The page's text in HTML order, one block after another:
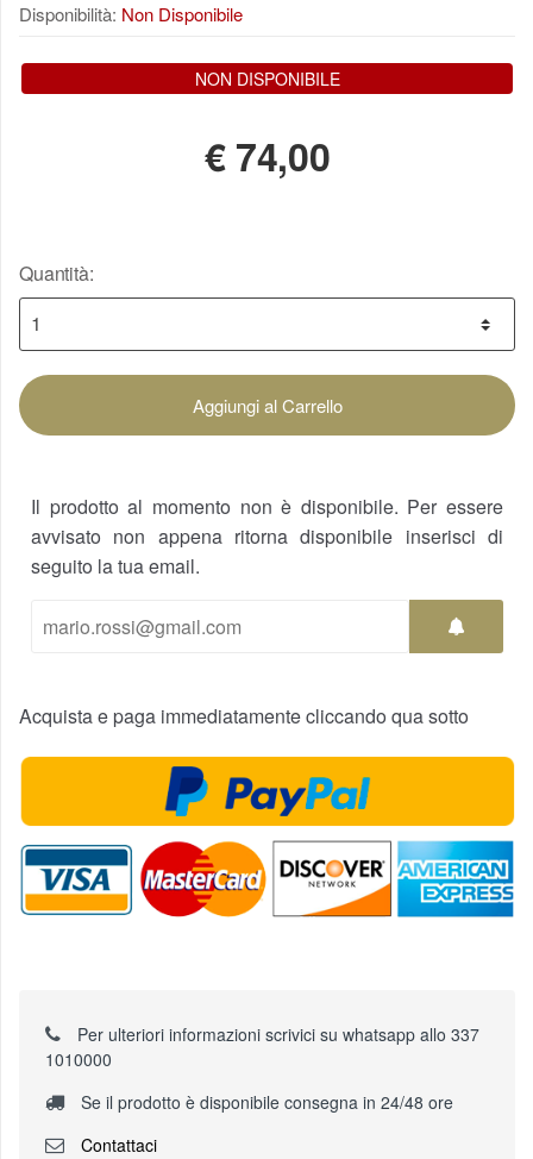
Disponibilità: Non Disponibile
NON DISPONIBILE
€74,00
Quantità:
Aggiungi al Carrello
Il prodotto al momento non è disponibile. Per essere
avvisato non appena ritorna disponibile inserisci di
seguito la tua email.
Acquista e paga immediatamente cliccando qua sotto
Per ulteriori informazioni scrivici su whatsapp allo 337
1010000
Se il prodotto è disponibile consegna in 24/48 ore
Contattaci